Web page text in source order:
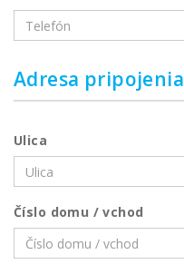
Adresa pripojenia
Ulica
Číslo domu / vchod